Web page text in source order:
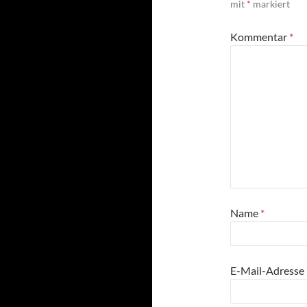
mit * markiert
Kommentar *
Name *
E-Mail-Adresse